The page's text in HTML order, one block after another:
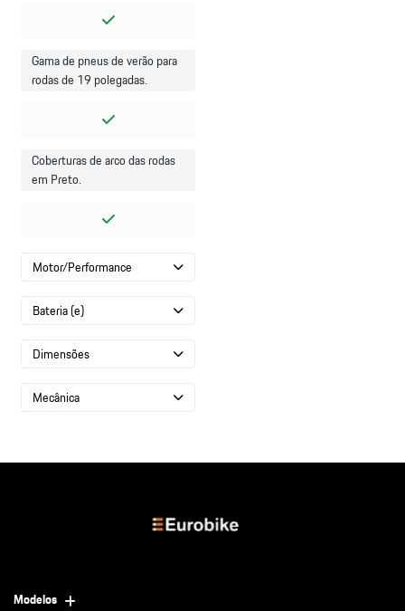
Gama de pneus de verão para
rodas de 19 polegadas.
Coberturas de arco das rodas
em Preto.
Motor/Performance
Bateria (e)
Dimensões
Mecânica
Modelos